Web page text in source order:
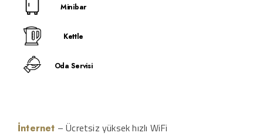
Minibar
Kettle
Oda Servisi
İnternet – Ücretsiz yüksek hızlı WiFi